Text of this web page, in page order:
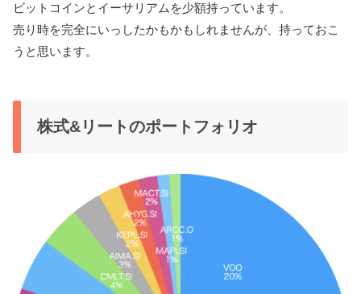
ビットコインとイーサリアムを少額持っています。
売り時を完全にいっしたかもかもしれませんが、持っておこ
うと思います。
株式&リートのポートフォリオ